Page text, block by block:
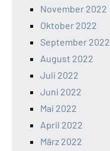
November 2022
Oktober 2022
September 2022
August 2022
Juli 2022
Juni 2022
Mai 2022
April 2022
März 2022